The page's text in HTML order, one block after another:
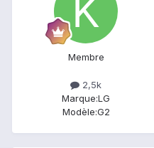
Membre
2,5k
Marque:LG
Modèle:G2